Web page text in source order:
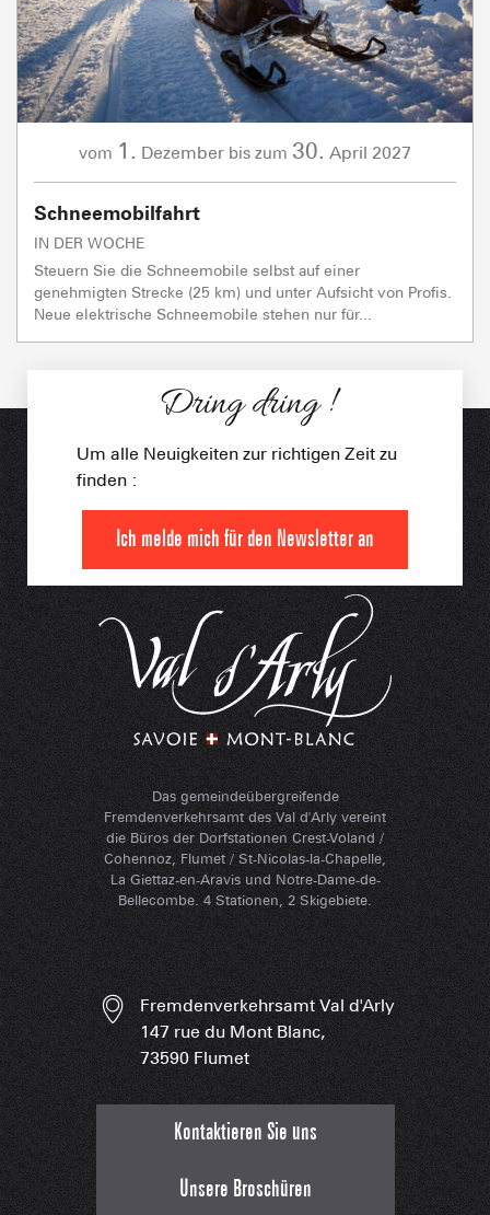
vom 1. Dezember bis zum 30. April 2027
Schneemobilfahrt
IN DER WOCHE
Steuern Sie die Schneemobile selbst auf einer
genehmigten Strecke (25 km) und unter Aufsicht von Profis.
Neue elektrische Schneemobile stehen nur für...
Das gemeindeübergreifende
Fremdenverkehrsamt des Val d'Arly vereint
die Büros der Dorfstationen Crest-Voland /
Cohennoz, Flumet / St-Nicolas-la-Chapelle,
La Giettaz-en-Aravis und Notre-Dame-de-
Bellecombe. 4 Stationen, 2 Skigebiete.
Dring dring !
Um alle Neuigkeiten zur richtigen Zeit zu
finden :
Ich melde mich für den Newsletter an
Fremdenverkehrsamt Val d'Arly
147 rue du Mont Blanc,
73590 Flumet
Kontaktieren Sie uns
Unsere Broschüren